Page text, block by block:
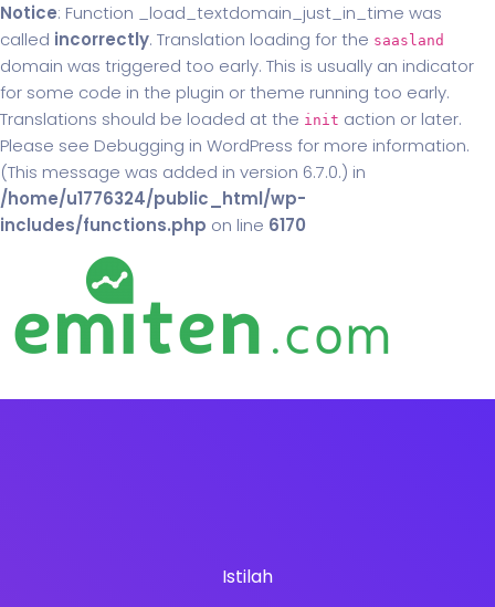
Notice: Function _load_textdomain_just_in_time was
called incorrectly. Translation loading for the saasland
domain was triggered too early. This is usually an indicator
for some code in the plugin or theme running too early.
Translations should be loaded at the init action or later.
Please see Debugging in WordPress for more information.
(This message was added in version 6.7.0.) in
/home/u1776324/public_html/wp-
includes/functions.php on line 6170
Istilah